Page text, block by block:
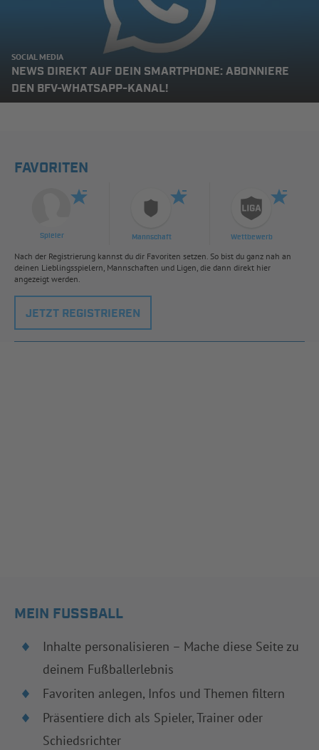
SOCIAL MEDIA
NEWS DIREKT AUF DEIN SMARTPHONE: ABONNIERE
DEN BFV-WHATSAPP-KANAL!
FAVORITEN
Spieler Mannschaft Wettbewerb
Nach der Registrierung kannst du dir Favoriten setzen. So bist du ganz nah an
deinen Lieblingsspielern, Mannschaften und Ligen, die dann direkt hier
angezeigt werden.
JETZT REGISTRIEREN
MEIN FUSSBALL
Inhalte personalisieren – Mache diese Seite zu
deinem Fußballerlebnis
Favoriten anlegen, Infos und Themen filtern
Präsentiere dich als Spieler, Trainer oder
Schiedsrichter